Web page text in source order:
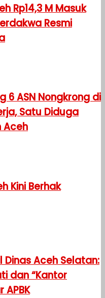
Rp14,3 M Masuk
Resmi
6 ASN Nongkrong di
Satu Diduga
Aceh
Kini Berhak
Dinas Aceh Selatan:
dan “Kantor